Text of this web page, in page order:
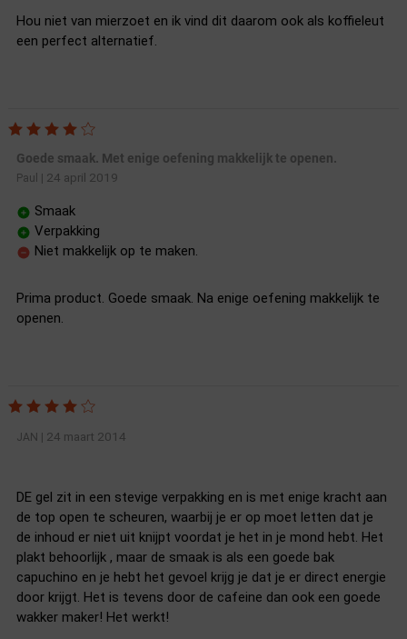
Hou niet van mierzoet en ik vind dit daarom ook als koffieleut
een perfect alternatief.
Goede smaak. Met enige oefening makkelijk te openen.
Paul | 24 april 2019
Smaak
Verpakking
Niet makkelijk op te maken.
Prima product. Goede smaak. Na enige oefening makkelijk te
openen.
JAN | 24 maart 2014
DE gel zit in een stevige verpakking en is met enige kracht aan
de top open te scheuren, waarbij je er op moet letten dat je
de inhoud er niet uit knijpt voordat je het in je mond hebt. Het
plakt behoorlijk , maar de smaak is als een goede bak
capuchino en je hebt het gevoel krijg je dat je er direct energie
door krijgt. Het is tevens door de cafeine dan ook een goede
wakker maker! Het werkt!